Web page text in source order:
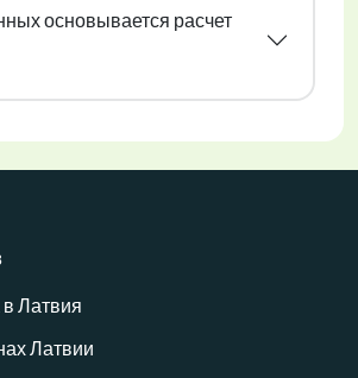
основывается расчет
Латвия
Латвии